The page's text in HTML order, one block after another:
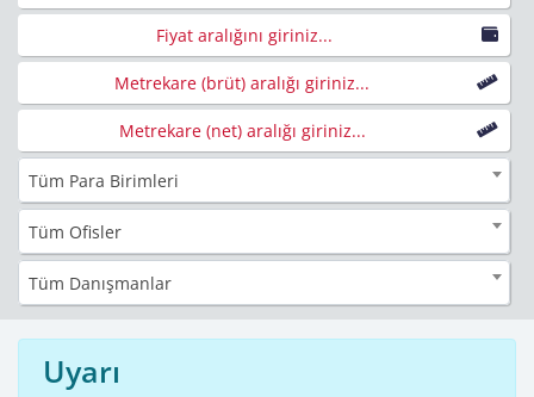
Fiyat aralığını giriniz...
Metrekare (brüt) aralığı giriniz...
Metrekare (net) aralığı giriniz...
Tüm Para Birimleri
Tüm Ofisler
Tüm Danışmanlar
Uyarı